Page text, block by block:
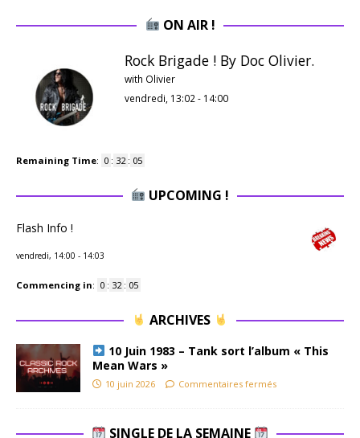
ON AIR !
Rock Brigade ! By Doc Olivier.
with Olivier
vendredi, 13:02 - 14:00
Remaining Time: 0 : 32 : 04
UPCOMING !
Flash Info !
vendredi, 14:00 - 14:03
Commencing in: 0 : 32 : 04
ARCHIVES
10 Juin 1983 – Tank sort l’album « This
Mean Wars »
10 juin 2026 Commentaires fermés
SINGLE DE LA SEMAINE